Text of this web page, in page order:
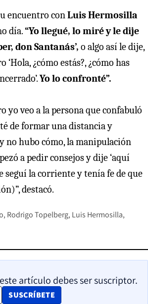
encuentro conLuis Hermosilla
día.“Yo llegué, lo miré y le dije
don Santanás’, o algo así le dije,
¿cómo estás?, ¿cómo has
Yo lo confronté”.
yo veo a la persona que confabuló
de formar una distancia y
no hubo cómo, la manipulación
a pedir consejos y dije ‘aquí
seguí la corriente y tenía fe de que
destacó.
Rodrigo Topelberg Luis Hermosilla
artículo debes ser suscriptor.
SUSCRÍBETE
OPENS IN NEW WINDOW